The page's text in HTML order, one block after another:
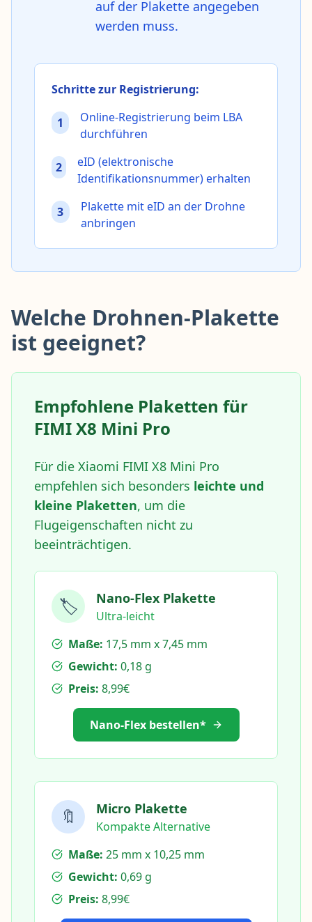
auf der Plakette angegeben
werden muss.
Schritte zur Registrierung:
1
Online-Registrierung beim LBA
durchführen
2
eID (elektronische
Identifikationsnummer) erhalten
3
Plakette mit eID an der Drohne
anbringen
Welche Drohnen-Plakette
ist geeignet?
Empfohlene Plaketten für
FIMI X8 Mini Pro
Für die Xiaomi FIMI X8 Mini Pro
empfehlen sich besonders leichte und
kleine Plaketten, um die
Flugeigenschaften nicht zu
beeinträchtigen.
🏷️ Nano-Flex Plakette
Ultra-leicht
Maße: 17,5 mm x 7,45 mm
Gewicht: 0,18 g
Preis: 8,99€
Nano-Flex bestellen*
🔖 Micro Plakette
Kompakte Alternative
Maße: 25 mm x 10,25 mm
Gewicht: 0,69 g
Preis: 8,99€